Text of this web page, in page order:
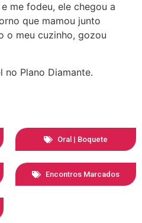
me fodeu, ele chegou a
que mamou junto
o meu cuzinho, gozou
Plano Diamante.
Oral | Boquete
Encontros Marcados